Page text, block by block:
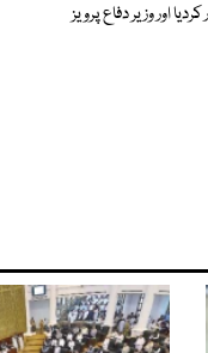
اور وزیر دفاع پرویز